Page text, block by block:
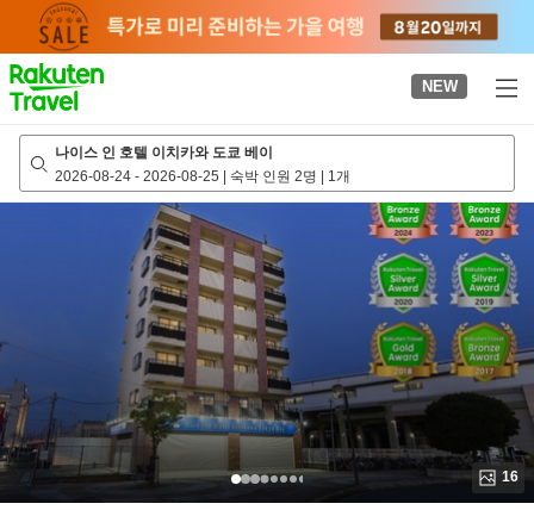
page
NEW
나이스 인 호텔 이치카와 도쿄 베이
2026-08-24 - 2026-08-25 | 숙박 인원 2명 | 1개
16